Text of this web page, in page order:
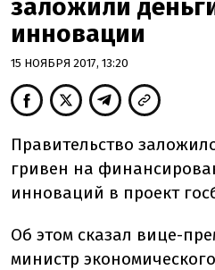
заложили
инновации
15 НОЯБРЯ 2017, 13:20
Правительство
гривен на
инноваций в проект
Об этом сказал вице-
министр